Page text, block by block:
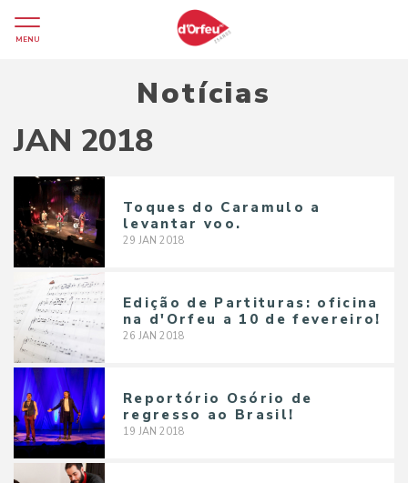
MENU
Notícias
JAN 2018
Toques do Caramulo a
levantar voo.
29 JAN 2018
Edição de Partituras: oficina
na d'Orfeu a 10 de fevereiro!
26 JAN 2018
Reportório Osório de
regresso ao Brasil!
19 JAN 2018